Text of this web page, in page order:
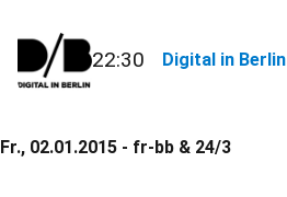
22:30 Digital in Berlin
Fr., 02.01.2015 - fr-bb & 24/3